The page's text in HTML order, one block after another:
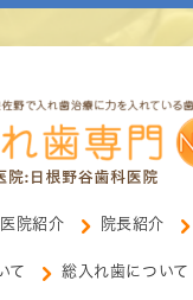
院紹介 院長紹介
て 総入れ歯について